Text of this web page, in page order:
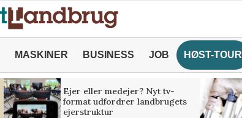
MASKINER BUSINESS JOB HØST-TOUR
Ejer eller medejer? Nyt tv-
format udfordrer landbrugets
ejerstruktur